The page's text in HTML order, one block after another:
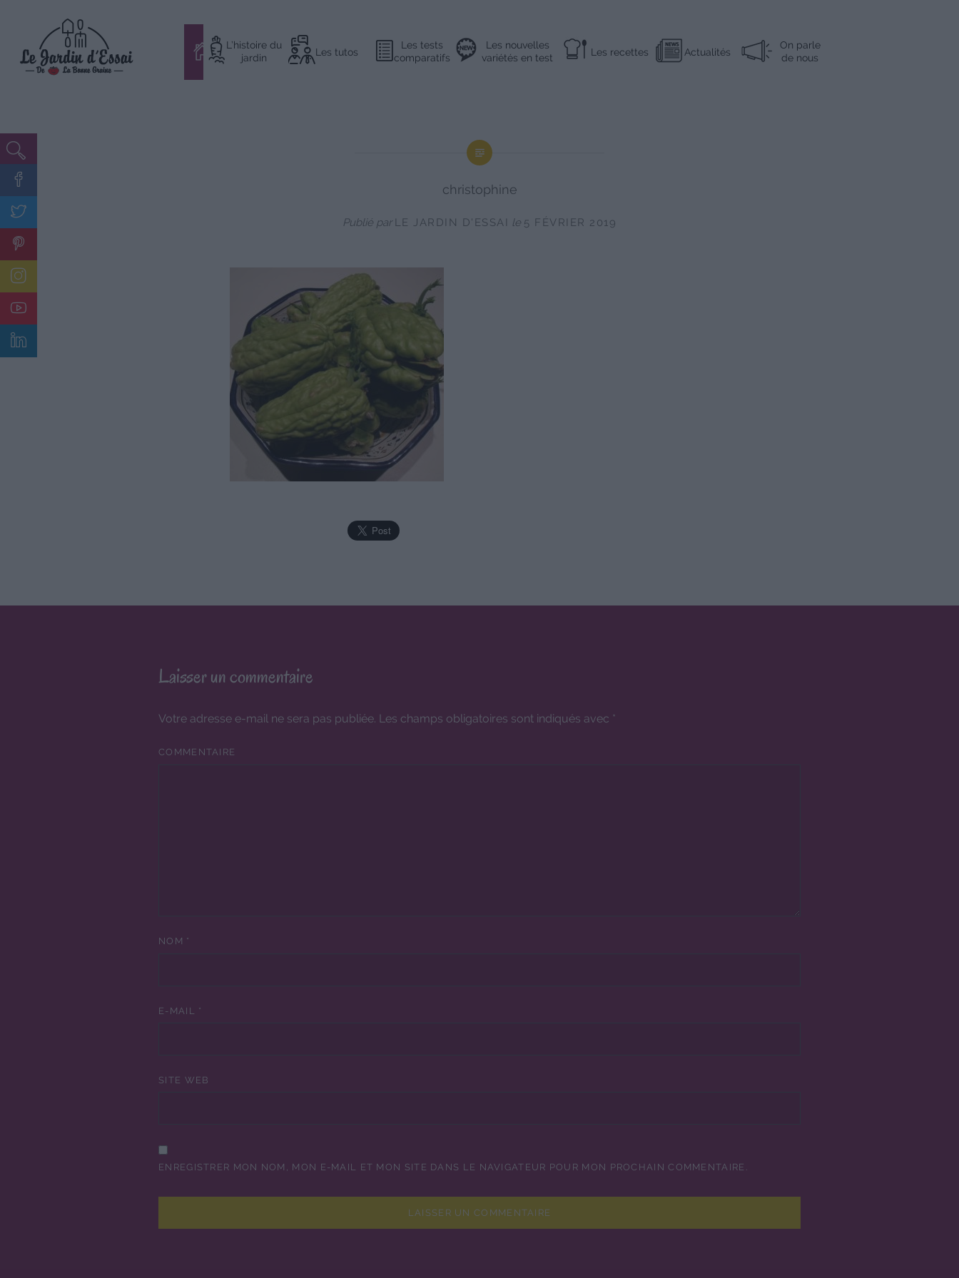
contenu
#
L’histoire du
jardin
Les tutos
Les tests
comparatifs
Les nouvelles
variétés en test
Les recettes Actualités
On parle
de nous
christophine
Publié parLE JARDIN D'ESSAI le 5 FÉVRIER 2019
Laisser un commentaire
Votre adresse e-mail ne sera pas publiée. Les champs obligatoires sont indiqués avec *
COMMENTAIRE
NOM *
E-MAIL *
SITE WEB
ENREGISTRER MON NOM, MON E-MAIL ET MON SITE DANS LE NAVIGATEUR POUR MON PROCHAIN COMMENTAIRE.